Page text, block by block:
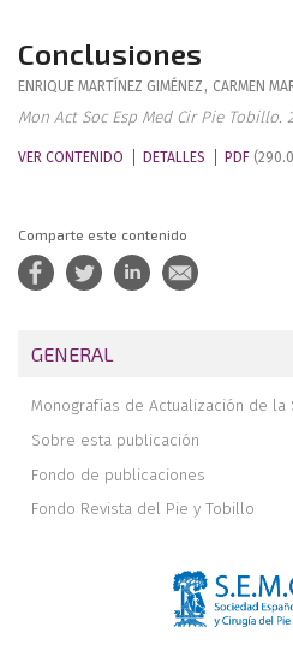
Conclusiones
ENRIQUE MARTÍNEZ GIMÉNEZ , CARMEN
Mon Act Soc Esp Med Cir Pie Tobillo.
VER CONTENIDO DETALLES PDF
Comparte este contenido
GENERAL
Monografías de Actualización de la
Sobre esta publicación
Fondo de publicaciones
Fondo Revista del Pie y Tobillo